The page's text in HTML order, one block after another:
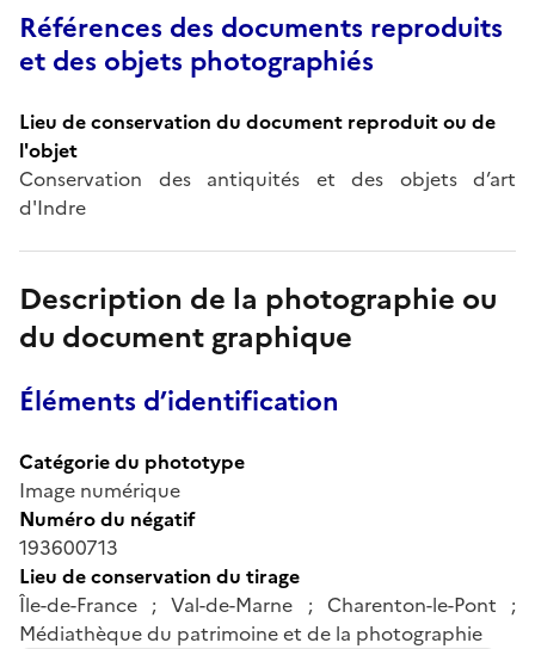
Références des documents reproduits
et des objets photographiés
Lieu de conservation du document reproduit ou de
l'objet
Conservation des antiquités et des objets d’art
d'Indre
Description de la photographie ou
du document graphique
Éléments d’identification
Catégorie du phototype
Image numérique
Numéro du négatif
193600713
Lieu de conservation du tirage
Île-de-France ; Val-de-Marne ; Charenton-le-Pont ;
Médiathèque du patrimoine et de la photographie